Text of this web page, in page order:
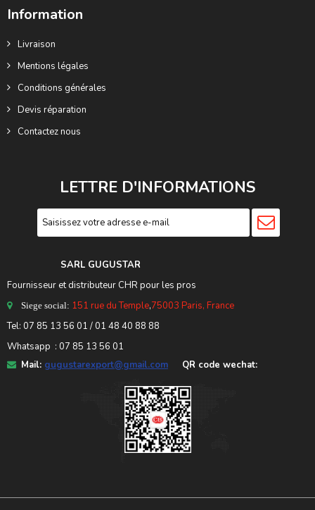
Information
Livraison
Mentions légales
Conditions générales
Devis réparation
Contactez nous
LETTRE D'INFORMATIONS
SARL GUGUSTAR
Fournisseur et distributeur CHR pour les pros
Siege social: 151 rue du Temple,75003 Paris, France
Tel: 07 85 13 56 01 / 01 48 40 88 88
Whatsapp : 07 85 13 56 01
Mail: gugustarexport@gmail.com QR code wechat: